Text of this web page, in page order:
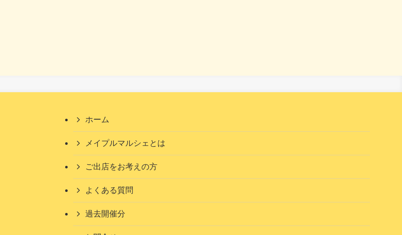
ホーム
メイプルマルシェとは
ご出店をお考えの方
よくある質問
過去開催分